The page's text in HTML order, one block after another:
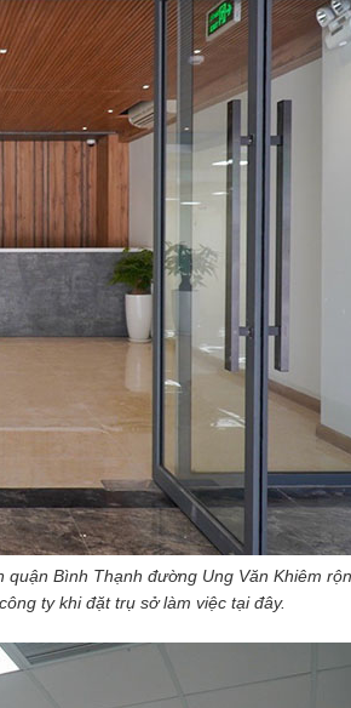
Bình Thạnh đường Ung Văn Khiêm
ty khi đặt trụ sở làm việc tại đây.